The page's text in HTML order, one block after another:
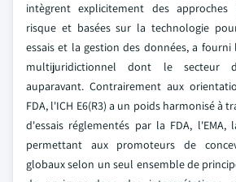
intègrent explicitement des approches
risque et basées sur la technologie
essais et la gestion des données, a fourni
multijuridictionnel dont le secteur
auparavant. Contrairement aux
FDA, l'ICH E6(R3) a un poids harmonisé à
d'essais réglementés par la FDA, l'EMA,
permettant aux promoteurs de
globaux selon un seul ensemble de